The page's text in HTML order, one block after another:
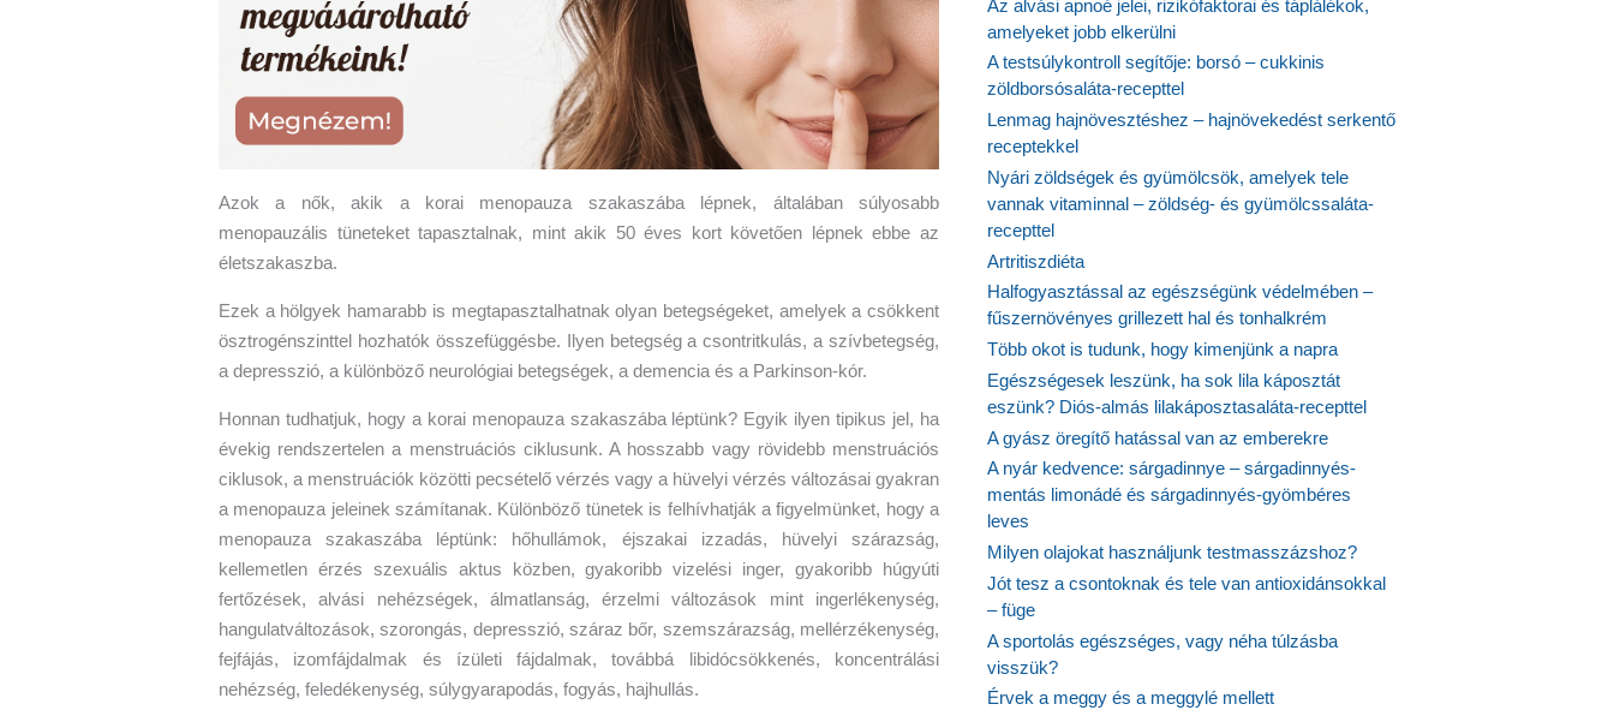
Azok a nők, akik a korai menopauza szakaszába lépnek, általában súlyosabb
menopauzális tüneteket tapasztalnak, mint akik 50 éves kort követően lépnek ebbe az
életszakaszba.
Ezek a hölgyek hamarabb is megtapasztalhatnak olyan betegségeket, amelyek a csökkent
ösztrogénszinttel hozhatók összefüggésbe. Ilyen betegség a csontritkulás, a szívbetegség,
a depresszió, a különböző neurológiai betegségek, a demencia és a Parkinson-kór.
Honnan tudhatjuk, hogy a korai menopauza szakaszába léptünk? Egyik ilyen tipikus jel, ha
évekig rendszertelen a menstruációs ciklusunk. A hosszabb vagy rövidebb menstruációs
ciklusok, a menstruációk közötti pecsételő vérzés vagy a hüvelyi vérzés változásai gyakran
a menopauza jeleinek számítanak. Különböző tünetek is felhívhatják a figyelmünket, hogy a
menopauza szakaszába léptünk: hőhullámok, éjszakai izzadás, hüvelyi szárazság,
kellemetlen érzés szexuális aktus közben, gyakoribb vizelési inger, gyakoribb húgyúti
fertőzések, alvási nehézségek, álmatlanság, érzelmi változások mint ingerlékenység,
hangulatváltozások, szorongás, depresszió, száraz bőr, szemszárazság, mellérzékenység,
fejfájás, izomfájdalmak és ízületi fájdalmak, továbbá libidócsökkenés, koncentrálási
nehézség, feledékenység, súlygyarapodás, fogyás, hajhullás.
Az alvási apnoé jelei, rizikófaktorai és táplálékok,
amelyeket jobb elkerülni
A testsúlykontroll segítője: borsó – cukkinis
zöldborsósaláta-recepttel
Lenmag hajnövesztéshez – hajnövekedést serkentő
receptekkel
Nyári zöldségek és gyümölcsök, amelyek tele
vannak vitaminnal – zöldség- és gyümölcssaláta-
recepttel
Artritiszdiéta
Halfogyasztással az egészségünk védelmében –
fűszernövényes grillezett hal és tonhalkrém
Több okot is tudunk, hogy kimenjünk a napra
Egészségesek leszünk, ha sok lila káposztát
eszünk? Diós-almás lilakáposztasaláta-recepttel
A gyász öregítő hatással van az emberekre
A nyár kedvence: sárgadinnye – sárgadinnyés-
mentás limonádé és sárgadinnyés-gyömbéres
leves
Milyen olajokat használjunk testmasszázshoz?
Jót tesz a csontoknak és tele van antioxidánsokkal
– füge
A sportolás egészséges, vagy néha túlzásba
visszük?
Érvek a meggy és a meggylé mellett